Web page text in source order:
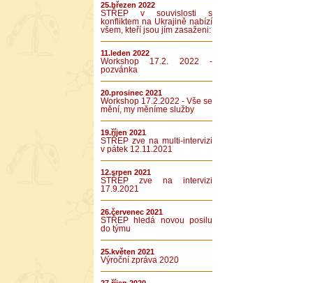
25.březen 2022
STŘEP v souvislosti s
konfliktem na Ukrajině nabízí
všem, kteří jsou jím zasaženi:
11.leden 2022
Workshop 17.2. 2022 -
pozvánka
20.prosinec 2021
Workshop 17.2.2022 - Vše se
mění, my měníme služby
19.říjen 2021
STŘEP zve na multi-intervizi
v pátek 12.11.2021
12.srpen 2021
STŘEP zve na intervizi
17.9.2021
26.červenec 2021
STŘEP hledá novou posilu
do týmu
25.květen 2021
Výroční zpráva 2020